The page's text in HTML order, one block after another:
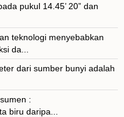
pukul 14.45’ 20” dan
teknologi menyebabkan
da...
dari sumber bunyi adalah
:
biru daripa...